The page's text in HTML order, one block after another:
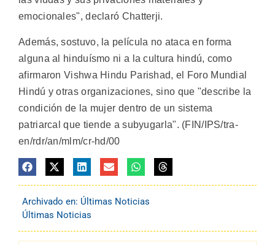
emocionales", declaró Chatterji.
Además, sostuvo, la película no ataca en forma
alguna al hinduísmo ni a la cultura hindú, como
afirmaron Vishwa Hindu Parishad, el Foro Mundial
Hindú y otras organizaciones, sino que "describe la
condición de la mujer dentro de un sistema
patriarcal que tiende a subyugarla". (FIN/IPS/tra-
en/rdr/an/mlm/cr-hd/00
Archivado en: Últimas Noticias
Últimas Noticias